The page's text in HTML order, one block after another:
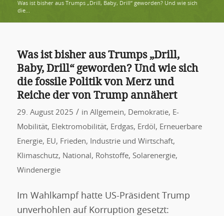
Was ist bisher aus Trumps „Drill, Baby, Drill“ geworden? Und wie sich
die...
Was ist bisher aus Trumps „Drill,
Baby, Drill“ geworden? Und wie sich
die fossile Politik von Merz und
Reiche der von Trump annähert
29. August 2025 / in Allgemein, Demokratie, E-
Mobilität, Elektromobilität, Erdgas, Erdöl , Erneuerbare
Energie, EU, Frieden, Industrie und Wirtschaft,
Klimaschutz, National , Rohstoffe, Solarenergie,
Windenergie
Im Wahlkampf hatte US-Präsident Trump
unverhohlen auf Korruption gesetzt: